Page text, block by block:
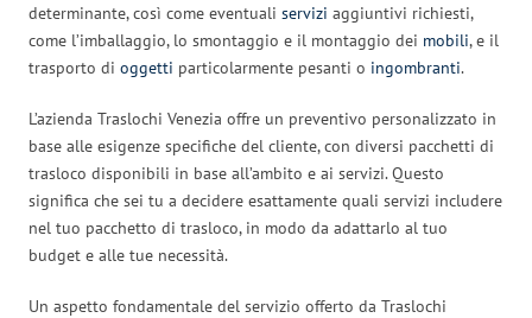
determinante, così come eventuali servizi aggiuntivi richiesti,
come l’imballaggio, lo smontaggio e il montaggio dei mobili, e il
trasporto di oggetti particolarmente pesanti o ingombranti.
L’azienda Traslochi Venezia offre un preventivo personalizzato in
base alle esigenze specifiche del cliente, con diversi pacchetti di
trasloco disponibili in base all’ambito e ai servizi. Questo
significa che sei tu a decidere esattamente quali servizi includere
nel tuo pacchetto di trasloco, in modo da adattarlo al tuo
budget e alle tue necessità.
Un aspetto fondamentale del servizio offerto da Traslochi